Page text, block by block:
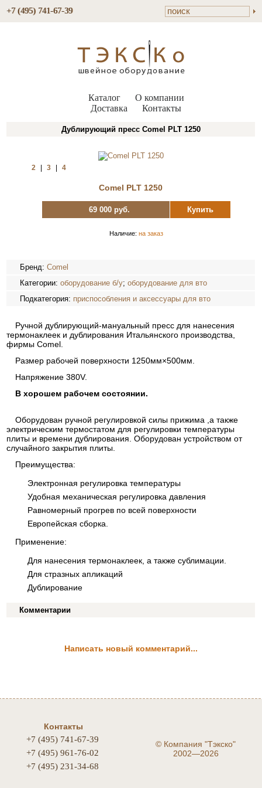
+7 (495) 741-67-39
Каталог
О компании
Доставка
Контакты
Дублирующий пресс Comel PLT 1250
2 3 4
Comel PLT 1250
69 000 руб. Купить
Наличие: на заказ
Бренд:Comel
Категории:оборудование б/у;оборудование для вто
Подкатегория: приспособления и аксессуары для вто
Ручной дублирующий-мануальный пресс для нанесения
термонаклеек и дублирования Итальянского производства,
фирмы Comel.
Размер рабочей поверхности 1250мм×500мм.
Напряжение 380V.
В хорошем рабочем состоянии.
Оборудован ручной регулировкой силы прижима ,а также
электрическим термостатом для регулировки температуры
плиты и времени дублирования. Оборудован устройством от
случайного закрытия плиты.
Преимущества:
Электронная регулировка температуры
Удобная механическая регулировка давления
Равномерный прогрев по всей поверхности
Европейская сборка.
Применение:
Для нанесения термонаклеек, а также сублимации.
Для стразных апликаций
Дублирование
Комментарии
Написать новый комментарий...
Контакты
+7 (495) 741-67-39
+7 (495) 961-76-02
+7 (495) 231-34-68
© Компания "Тэкско"
2002—2026